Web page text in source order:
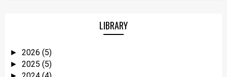
LIBRARY
► 2026 (5)
► 2025 (5)